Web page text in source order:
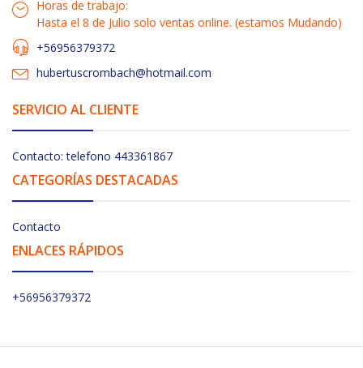
Horas de trabajo:
Hasta el 8 de Julio solo ventas online. (estamos Mudando)
+56956379372
hubertuscrombach@hotmail.com
SERVICIO AL CLIENTE
Contacto: telefono 443361867
CATEGORÍAS DESTACADAS
Contacto
ENLACES RÁPIDOS
+56956379372